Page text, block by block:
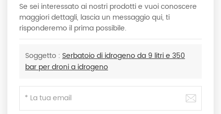
Se sei interessato ai nostri prodotti e vuoi conoscere
maggiori dettagli, lascia un messaggio qui, ti
risponderemo il prima possibile.
Soggetto : Serbatoio di idrogeno da 9 litri e 350
bar per droni a idrogeno